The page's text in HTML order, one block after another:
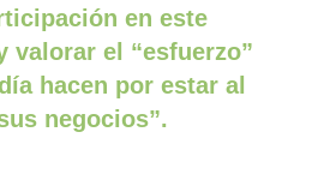
en este
valorar el “esfuerzo”
hacen por estar al
negocios”.